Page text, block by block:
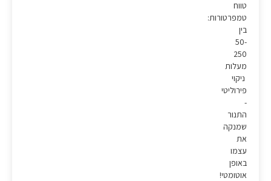
טווח
טמפרטורות:
בין
50-
250
מעלות
ניקוי
פירוליטי
-
התנור
שמנקה
את
עצמו
באופן
אוטומטי!